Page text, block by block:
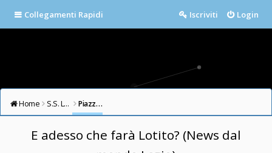
Collegamenti Rapidi Login
Iscriviti
Home S.S. LAZIO FORUM Piazza della Libertà
E adesso che farà Lotito? (News dal